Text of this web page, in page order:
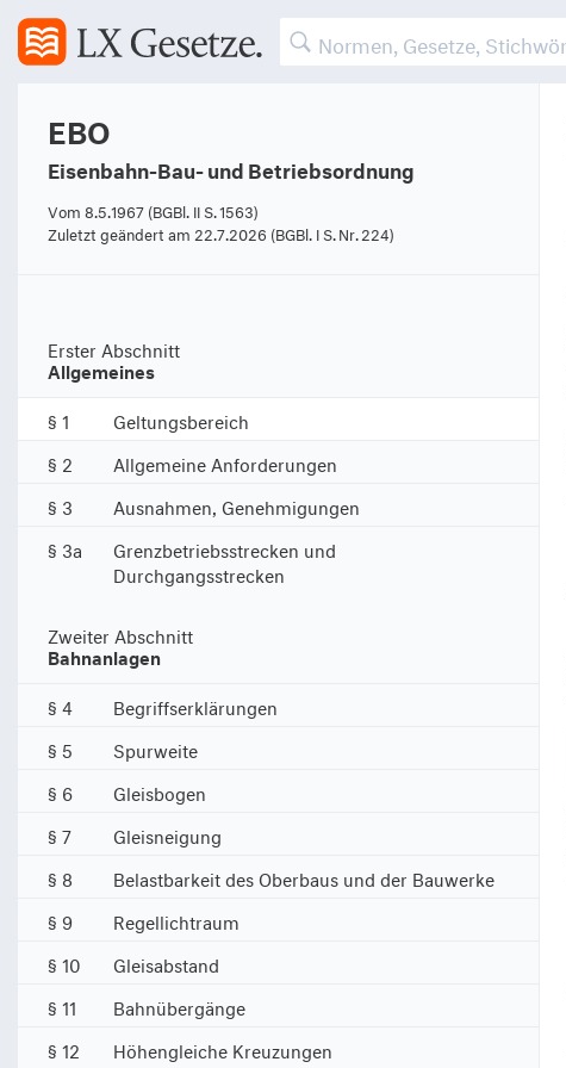
EBO
Eisenbahn-Bau- und Betriebsordnung
Vom 8.5.1967 (BGBl. II S. 1563)
Zuletzt geändert am 22.7.2026 (BGBl. I S. Nr. 224)
Erster Abschnitt
Allgemeines
§ 1
Geltungsbereich
§ 2
Allgemeine Anforderungen
§ 3
Ausnahmen, Genehmigungen
§ 3a
Grenzbetriebsstrecken und
Durchgangsstrecken
Zweiter Abschnitt
Bahnanlagen
§ 4
Begriffserklärungen
§ 5
Spurweite
§ 6
Gleisbogen
§ 7
Gleisneigung
§ 8
Belastbarkeit des Oberbaus und der Bauwerke
§ 9
Regellichtraum
§ 10
Gleisabstand
§ 11
Bahnübergänge
§ 12
Höhengleiche Kreuzungen